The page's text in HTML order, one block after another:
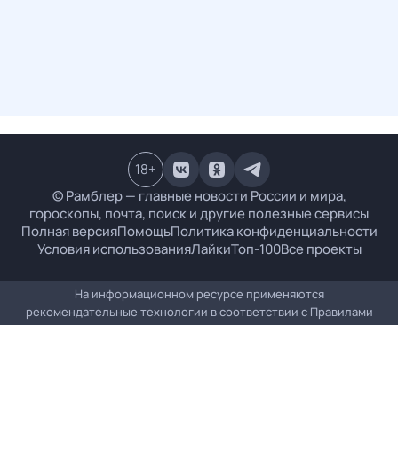
© Рамблер — главные новости России и мира,
гороскопы, почта, поиск и другие полезные сервисы
Полная версияПомощьПолитика конфиденциальности
Условия использованияЛайкиТоп-100Все проекты
18+
На информационном ресурсе применяются
рекомендательные технологии в соответствии с Правилами